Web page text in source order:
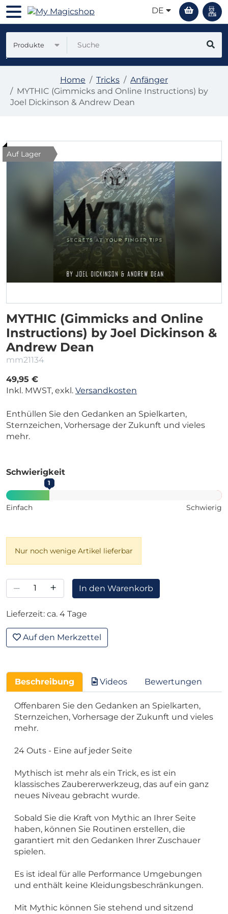
DE
Produkte
Home Tricks
Anfänger
MYTHIC (Gimmicks and Online Instructions) by
Joel Dickinson & Andrew Dean
Auf Lager
MYTHIC (Gimmicks and Online
Instructions) by Joel Dickinson &
Andrew Dean
mm21134
49,95 €
Inkl. MWST, exkl. Versandkosten
Enthüllen Sie den Gedanken an Spielkarten,
Sternzeichen, Vorhersage der Zukunft und vieles
mehr.
Schwierigkeit
1
Einfach Schwierig
Nur noch wenige Artikel lieferbar
– + In den Warenkorb
Lieferzeit: ca. 4 Tage
Auf den Merkzettel
Beschreibung Videos Bewertungen
Offenbaren Sie den Gedanken an Spielkarten,
Sternzeichen, Vorhersage der Zukunft und vieles
mehr.
24 Outs - Eine auf jeder Seite
Mythisch ist mehr als ein Trick, es ist ein
klassisches Zaubererwerkzeug, das auf ein ganz
neues Niveau gebracht wurde.
Sobald Sie die Kraft von Mythic an Ihrer Seite
haben, können Sie Routinen erstellen, die
garantiert mit den Gedanken Ihrer Zuschauer
spielen.
Es ist ideal für alle Performance Umgebungen
und enthält keine Kleidungsbeschränkungen.
Mit Mythic können Sie stehend und sitzend